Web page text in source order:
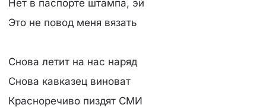
Нет в паспорте штампа, эй
Это не повод меня вязать
Снова летит на нас наряд
Снова кавказец виноват
Красноречиво пиздят СМИ